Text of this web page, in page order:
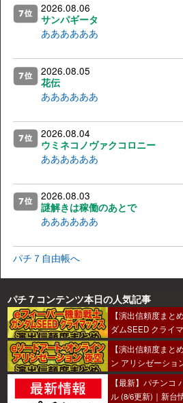
2026.08.06
サンパギータ
ああああああ
2026.08.05
花伝
ああああああ
2026.08.04
ウミネコノヴァクコロニー
ああああああ
2026.08.03
謎解きは稼働のあとで
ああああああ
パチ７自由帳へ
パチ７コンテンツ本日の人気記事
【演出信頼度まと
ダムSEED クライ
【演出信頼度まと
ン アリシゼーショ
【最新】パチンコ
ル (8/6更新)｜新台